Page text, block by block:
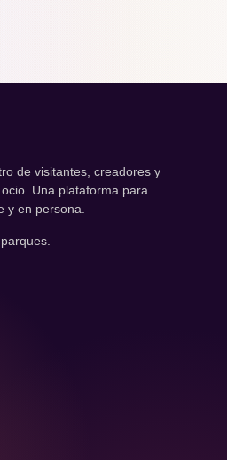
de visitantes, creadores y
Una plataforma para
y en persona.